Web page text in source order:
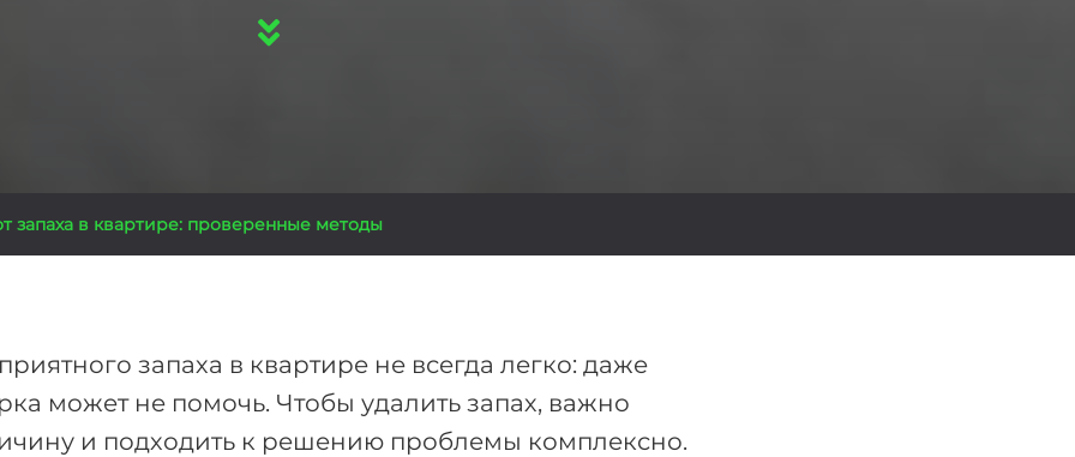
запаха в квартире: проверенные методы
запаха в квартире не всегда легко: даже
может не помочь. Чтобы удалить запах, важно
и подходить к решению проблемы комплексно.